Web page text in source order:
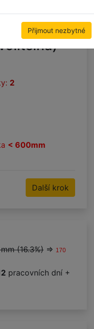
Přijmout nezbytné
2
< 600mm
Další krok
(16.3%) ⇒ 170
pracovních dní +